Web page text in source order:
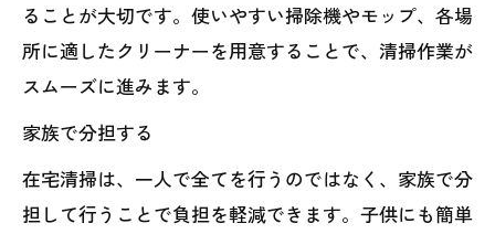
ることが大切です。使いやすい掃除機やモップ、各場
所に適したクリーナーを用意することで、清掃作業が
スムーズに進みます。
家族で分担する
在宅清掃は、一人で全てを行うのではなく、家族で分
担して行うことで負担を軽減できます。子供にも簡単